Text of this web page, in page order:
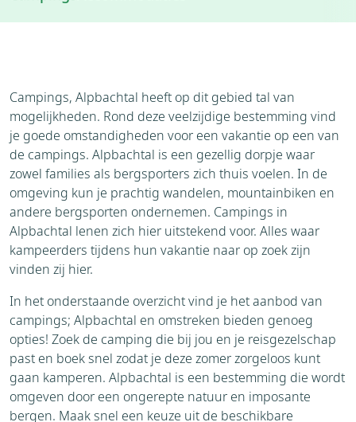
Brochure
Bezienswaardigheden
Omgeving
Campings, Alpbachtal heeft op dit gebied tal van
mogelijkheden. Rond deze veelzijdige bestemming vind
je goede omstandigheden voor een vakantie op een van
de campings. Alpbachtal is een gezellig dorpje waar
zowel families als bergsporters zich thuis voelen. In de
omgeving kun je prachtig wandelen, mountainbiken en
andere bergsporten ondernemen. Campings in
Alpbachtal lenen zich hier uitstekend voor. Alles waar
kampeerders tijdens hun vakantie naar op zoek zijn
vinden zij hier.
In het onderstaande overzicht vind je het aanbod van
campings; Alpbachtal en omstreken bieden genoeg
opties! Zoek de camping die bij jou en je reisgezelschap
past en boek snel zodat je deze zomer zorgeloos kunt
gaan kamperen. Alpbachtal is een bestemming die wordt
omgeven door een ongerepte natuur en imposante
bergen. Maak snel een keuze uit de beschikbare